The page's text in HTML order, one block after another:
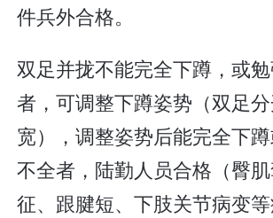
件兵外合格。
双足并拢不能完全下蹲，或
者，可调整下蹲姿势（双足
宽），调整姿势后能完全下
不全者，陆勤人员合格（臀
征、跟腱短、下肢关节病变